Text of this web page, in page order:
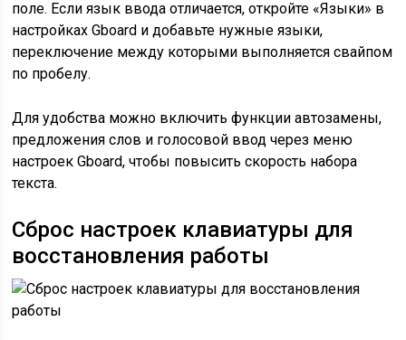
поле. Если язык ввода отличается, откройте «Языки» в
настройках Gboard и добавьте нужные языки,
переключение между которыми выполняется свайпом
по пробелу.
Для удобства можно включить функции автозамены,
предложения слов и голосовой ввод через меню
настроек Gboard, чтобы повысить скорость набора
текста.
Сброс настроек клавиатуры для
восстановления работы